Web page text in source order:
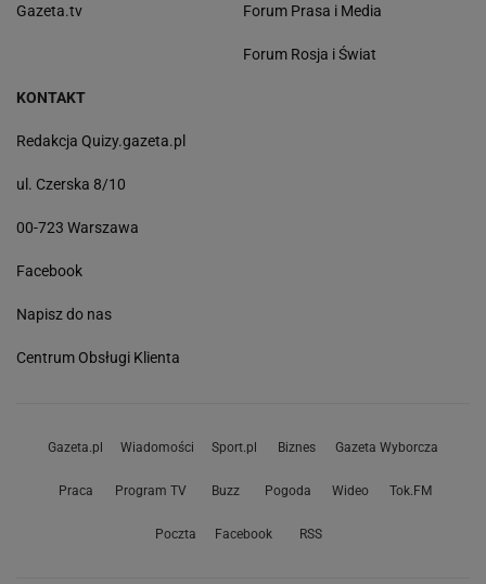
Gazeta.tv Forum Prasa i Media
Forum Rosja i Świat
KONTAKT
Redakcja Quizy.gazeta.pl
ul. Czerska 8/10
00-723 Warszawa
Facebook
Napisz do nas
Centrum Obsługi Klienta
Gazeta.pl Wiadomości Sport.pl Biznes Gazeta Wyborcza
Praca Program TV Buzz Pogoda Wideo Tok.FM
Poczta Facebook RSS